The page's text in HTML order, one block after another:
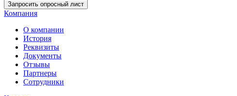
Запросить опросный лист
Компания
О компании
История
Реквизиты
Документы
Отзывы
Партнеры
Сотрудники